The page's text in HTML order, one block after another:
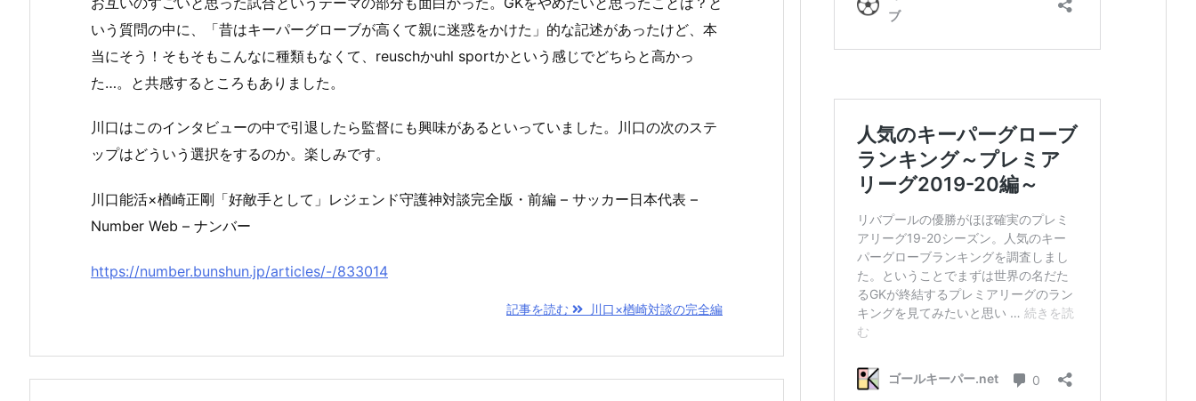
いう質問の中に、「昔はキーパーグローブが高くて親に迷惑をかけた」的な記述があったけど、本
当にそう！そもそもこんなに種類もなくて、reuschかuhl sportかという感じでどちらと高かっ
た…。と共感するところもありました。
川口はこのインタビューの中で引退したら監督にも興味があるといっていました。川口の次のステ
ップはどういう選択をするのか。楽しみです。
川口能活×楢崎正剛「好敵手として」レジェンド守護神対談完全版・前編 – サッカー日本代表 –
Number Web – ナンバー
https://number.bunshun.jp/articles/-/833014
記事を読む 川口×楢崎対談の完全編